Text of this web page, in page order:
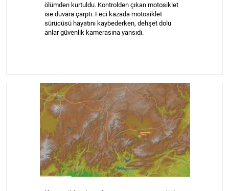
ölümden kurtuldu. Kontrolden çıkan motosiklet
ise duvara çarptı. Feci kazada motosiklet
sürücüsü hayatını kaybederken, dehşet dolu
anlar güvenlik kamerasına yansıdı.